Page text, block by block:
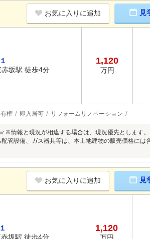
お気に入りに追加 見
坂駅 徒歩4分
1,120
万円
権 即入居可 リフォームリノベーション
※情報と現況が相違する場合は、現況優先とします
管設備、ガス器具等は、本土地建物の販売価格に
お気に入りに追加 見
坂駅 徒歩4分
1,120